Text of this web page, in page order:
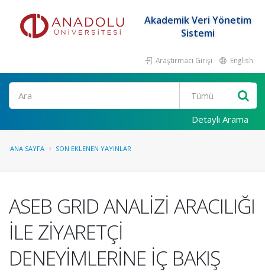
Akademik Veri Yönetim
Sistemi
Araştırmacı Girişi English
Ara
Detaylı Arama
ANA SAYFA SON EKLENEN YAYINLAR
ASEB GRID ANALİZİ ARACILIĞI
İLE ZİYARETÇİ
DENEYİMLERİNE İÇ BAKIŞ